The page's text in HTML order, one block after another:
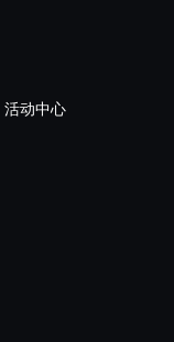
活动中心